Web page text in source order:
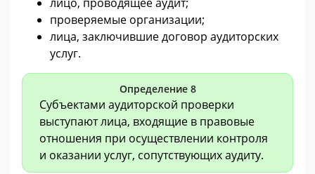
проверяемые организации;
лица, заключившие договор аудиторских
услуг.
Определение 8
Субъектами аудиторской проверки
выступают лица, входящие в правовые
отношения при осуществлении контроля
и оказании услуг, сопутствующих аудиту.